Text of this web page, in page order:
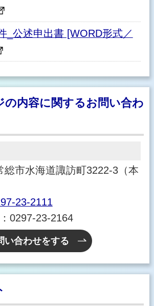
_公述申出書 [WORD形式／
の内容に関するお問い合わ
総市水海道諏訪町3222-3（本
23-2111
0297-23-2164
い合わせをする